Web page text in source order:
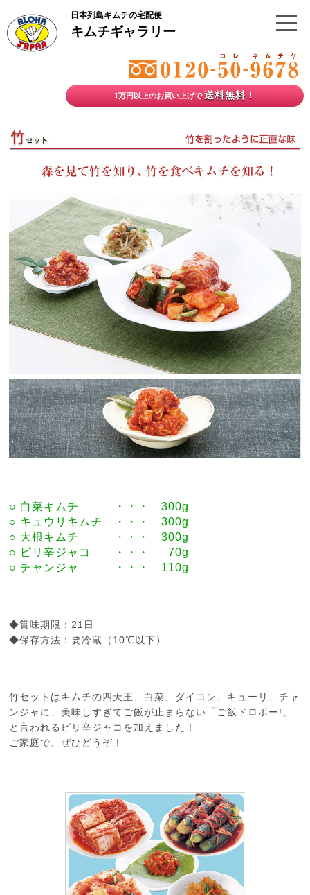
日本列島キムチの宅配便
キムチギャラリー
1万円以上のお買い上げで送料無料！
○ 白菜キムチ ・・・ 300g
○ キュウリキムチ ・・・ 300g
○ 大根キムチ ・・・ 300g
○ ピリ辛ジャコ ・・・ 70g
○ チャンジャ ・・・ 110g
◆賞味期限：21日
◆保存方法：要冷蔵（10℃以下）
竹セットはキムチの四天王、白菜、ダイコン、キューリ、チャ
ンジャに、美味しすぎてご飯が止まらない「ご飯ドロボー!」
と言われるピリ辛ジャコを加えました！
ご家庭で、ぜひどうぞ！